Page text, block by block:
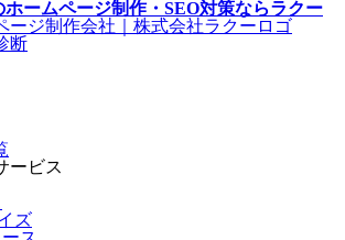
ームページ制作・SEO対策ならラクー
断
ービス
ズ